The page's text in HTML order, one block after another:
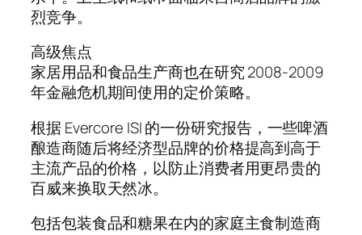
烈竞争。
高级焦点
家居用品和食品生产商也在研究 2008-2009
年金融危机期间使用的定价策略。
根据 Evercore ISI 的一份研究报告，一些啤酒
酿造商随后将经济型品牌的价格提高到高于
主流产品的价格，以防止消费者用更昂贵的
百威来换取天然冰。
包括包装食品和糖果在内的家庭主食制造商